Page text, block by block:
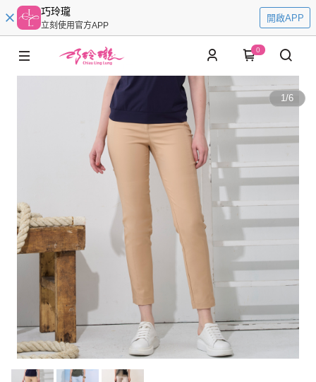
巧玲瓏
立刻使用官方APP
開啟APP
0
1/6